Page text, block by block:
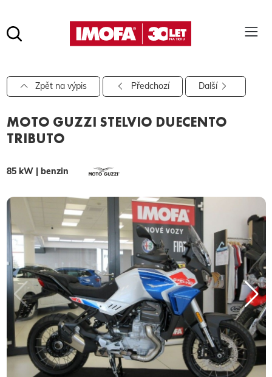
hledat
Pro vyhledávání zadejte alespoň 3 znaky.
Zpět na výpis Předchozí Další
MOTO GUZZI STELVIO DUECENTO
TRIBUTO
85 kW | benzin